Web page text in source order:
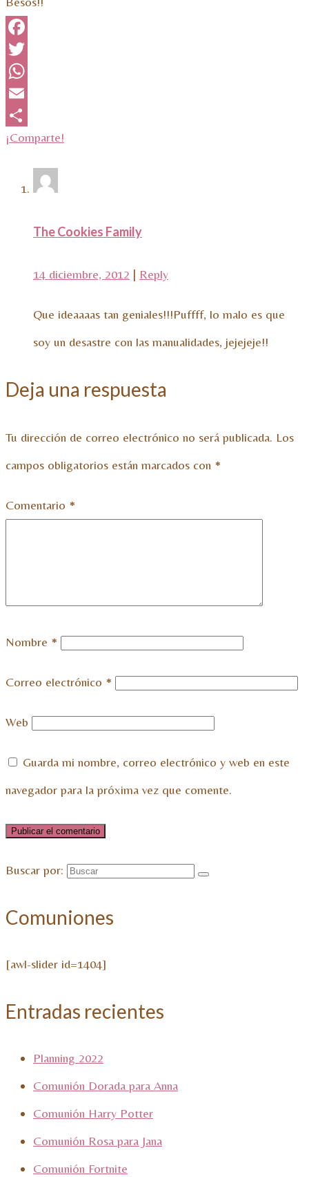
Facebook
Twitter
WhatsApp
Email
¡Comparte!
The Cookies Family
14 diciembre, 2012 | Reply
Que ideaaaas tan geniales!!!Puffff, lo malo es que
soy un desastre con las manualidades, jejejeje!!
Deja una respuesta
Tu dirección de correo electrónico no será publicada. Los
campos obligatorios están marcados con *
Comentario *
Nombre *
Correo electrónico *
Web
Guarda mi nombre, correo electrónico y web en este
navegador para la próxima vez que comente.
Buscar por:
Comuniones
[awl-slider id=1404]
Entradas recientes
Planning 2022
Comunión Dorada para Anna
Comunión Harry Potter
Comunión Rosa para Jana
Comunión Fortnite